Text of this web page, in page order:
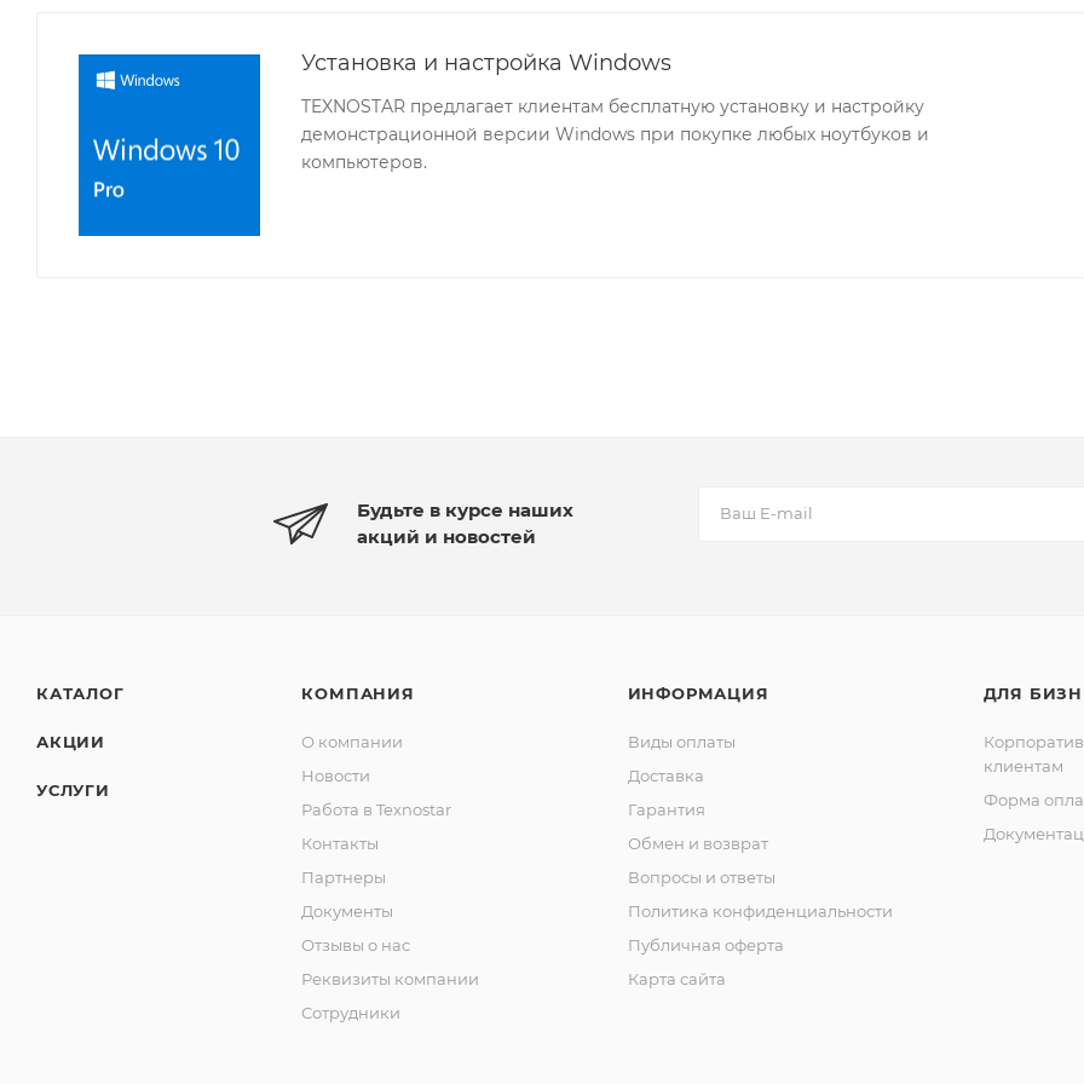
Установка и настройка Windows
TEXNOSTAR предлагает клиентам бесплатную установку и настройку
демонстрационной версии Windows при покупке любых ноутбуков и
компьютеров.
Будьте в курсе наших
акций и новостей
КАТАЛОГ
АКЦИИ
УСЛУГИ
КОМПАНИЯ
О компании
Новости
Работа в Texnostar
Контакты
Партнеры
Документы
Отзывы о нас
Реквизиты компании
Сотрудники
ИНФОРМАЦИЯ
Виды оплаты
Доставка
Гарантия
Обмен и возврат
Вопросы и ответы
Политика конфиденциальности
Публичная оферта
Карта сайта
ДЛЯ
клиентам
Форма